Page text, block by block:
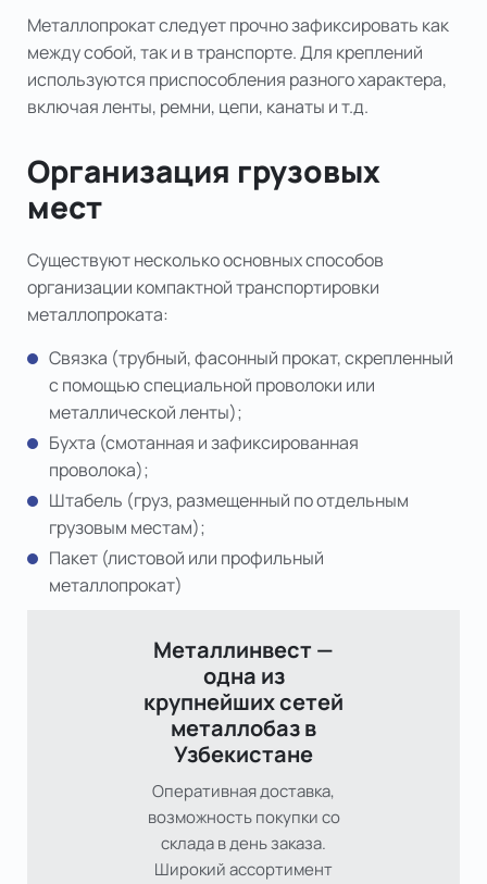
Металлопрокат следует прочно зафиксировать как
между собой, так и в транспорте. Для креплений
используются приспособления разного характера,
включая ленты, ремни, цепи, канаты и т.д.
Организация грузовых
мест
Существуют несколько основных способов
организации компактной транспортировки
металлопроката:
Связка (трубный, фасонный прокат, скрепленный
с помощью специальной проволоки или
металлической ленты);
Бухта (смотанная и зафиксированная
проволока);
Штабель (груз, размещенный по отдельным
грузовым местам);
Пакет (листовой или профильный
металлопрокат)
Металлинвест —
одна из
крупнейших сетей
металлобаз в
Узбекистане
Оперативная доставка,
возможность покупки со
склада в день заказа.
Широкий ассортимент